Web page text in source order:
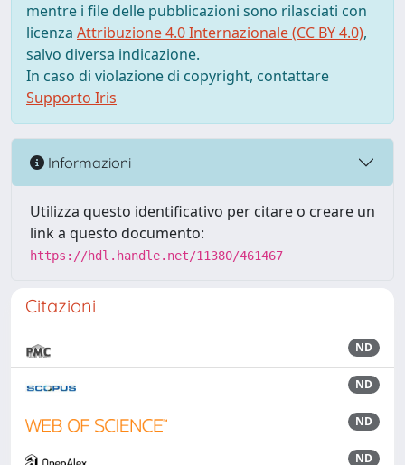
mentre i file delle pubblicazioni sono rilasciati con
licenza Attribuzione 4.0 Internazionale (CC BY 4.0),
salvo diversa indicazione.
In caso di violazione di copyright, contattare
Supporto Iris
Informazioni
Utilizza questo identificativo per citare o creare un
link a questo documento:
https://hdl.handle.net/11380/461467
Citazioni
ND
ND
ND
ND